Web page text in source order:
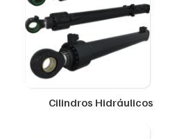
Cilindros Hidráulicos